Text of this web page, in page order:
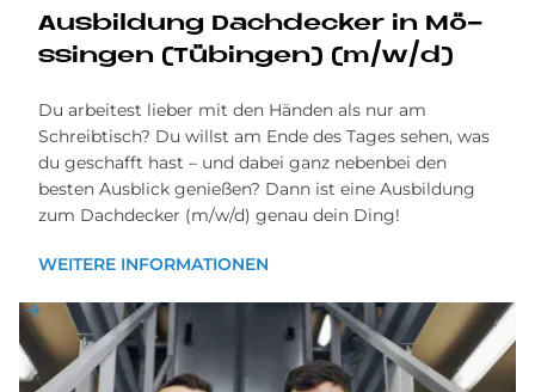
Aus­bil­dung Dach­decker in Mö­
ssin­gen (Tü­bin­gen) (m/w/d)
Du arbeitest lieber mit den Händen als nur am
Schreibtisch? Du willst am Ende des Tages sehen, was
du geschafft hast – und dabei ganz nebenbei den
besten Ausblick genießen? Dann ist eine Ausbildung
zum Dachdecker (m/w/d) genau dein Ding!
WEITERE INFORMATIONEN